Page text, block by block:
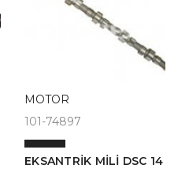
MOTOR
101-74897
EKSANTRİK MİLİ DSC 14